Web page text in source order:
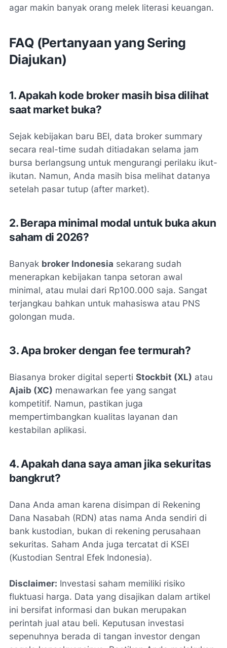
agar makin banyak orang melek literasi keuangan.
FAQ (Pertanyaan yang Sering
Diajukan)
1. Apakah kode broker masih bisa dilihat
saat market buka?
Sejak kebijakan baru BEI, data broker summary
secara real-time sudah ditiadakan selama jam
bursa berlangsung untuk mengurangi perilaku ikut-
ikutan. Namun, Anda masih bisa melihat datanya
setelah pasar tutup (after market).
2. Berapa minimal modal untuk buka akun
saham di 2026?
Banyak broker Indonesia sekarang sudah
menerapkan kebijakan tanpa setoran awal
minimal, atau mulai dari Rp100.000 saja. Sangat
terjangkau bahkan untuk mahasiswa atau PNS
golongan muda.
3. Apa broker dengan fee termurah?
Biasanya broker digital seperti Stockbit (XL) atau
Ajaib (XC) menawarkan fee yang sangat
kompetitif. Namun, pastikan juga
mempertimbangkan kualitas layanan dan
kestabilan aplikasi.
4. Apakah dana saya aman jika sekuritas
bangkrut?
Dana Anda aman karena disimpan di Rekening
Dana Nasabah (RDN) atas nama Anda sendiri di
bank kustodian, bukan di rekening perusahaan
sekuritas. Saham Anda juga tercatat di KSEI
(Kustodian Sentral Efek Indonesia).
Disclaimer: Investasi saham memiliki risiko
fluktuasi harga. Data yang disajikan dalam artikel
ini bersifat informasi dan bukan merupakan
perintah jual atau beli. Keputusan investasi
sepenuhnya berada di tangan investor dengan